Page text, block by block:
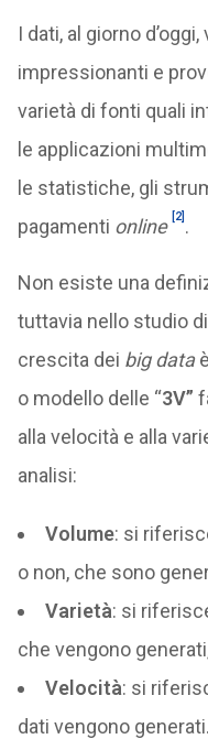
I dati, al giorno
impressionanti e
varietà di fonti quali
le applicazioni
le statistiche, gli
pagamenti online [2] .
Non esiste una
tuttavia nello studio
crescita dei big data
o modello delle “3V”
alla velocità e alla
analisi:
Volume: si
o non, che sono
Varietà: si
che vengono
Velocità: si
dati vengono generati.